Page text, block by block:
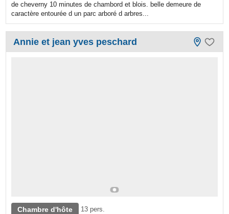
de cheverny 10 minutes de chambord et blois. belle demeure de
caractère entourée d un parc arboré d arbres...
Annie et jean yves peschard
Chambre d'hôte 13 pers.